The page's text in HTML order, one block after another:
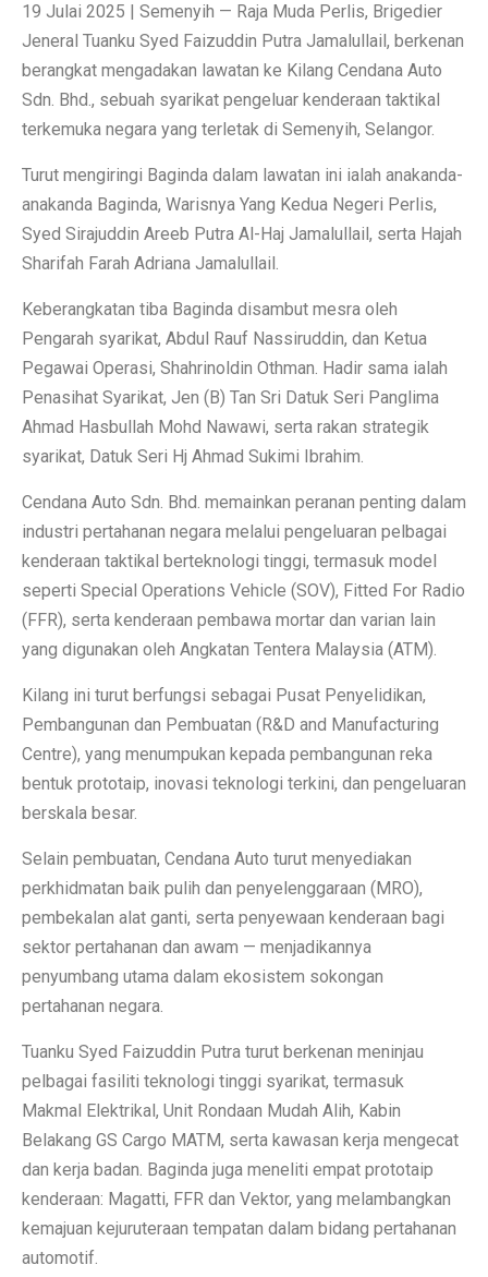
19 Julai 2025 | Semenyih — Raja Muda Perlis, Brigedier
Jeneral Tuanku Syed Faizuddin Putra Jamalullail, berkenan
berangkat mengadakan lawatan ke Kilang Cendana Auto
Sdn. Bhd., sebuah syarikat pengeluar kenderaan taktikal
terkemuka negara yang terletak di Semenyih, Selangor.
Turut mengiringi Baginda dalam lawatan ini ialah anakanda-
anakanda Baginda, Warisnya Yang Kedua Negeri Perlis,
Syed Sirajuddin Areeb Putra Al-Haj Jamalullail, serta Hajah
Sharifah Farah Adriana Jamalullail.
Keberangkatan tiba Baginda disambut mesra oleh
Pengarah syarikat, Abdul Rauf Nassiruddin, dan Ketua
Pegawai Operasi, Shahrinoldin Othman. Hadir sama ialah
Penasihat Syarikat, Jen (B) Tan Sri Datuk Seri Panglima
Ahmad Hasbullah Mohd Nawawi, serta rakan strategik
syarikat, Datuk Seri Hj Ahmad Sukimi Ibrahim.
Cendana Auto Sdn. Bhd. memainkan peranan penting dalam
industri pertahanan negara melalui pengeluaran pelbagai
kenderaan taktikal berteknologi tinggi, termasuk model
seperti Special Operations Vehicle (SOV), Fitted For Radio
(FFR), serta kenderaan pembawa mortar dan varian lain
yang digunakan oleh Angkatan Tentera Malaysia (ATM).
Kilang ini turut berfungsi sebagai Pusat Penyelidikan,
Pembangunan dan Pembuatan (R&D and Manufacturing
Centre), yang menumpukan kepada pembangunan reka
bentuk prototaip, inovasi teknologi terkini, dan pengeluaran
berskala besar.
Selain pembuatan, Cendana Auto turut menyediakan
perkhidmatan baik pulih dan penyelenggaraan (MRO),
pembekalan alat ganti, serta penyewaan kenderaan bagi
sektor pertahanan dan awam — menjadikannya
penyumbang utama dalam ekosistem sokongan
pertahanan negara.
Tuanku Syed Faizuddin Putra turut berkenan meninjau
pelbagai fasiliti teknologi tinggi syarikat, termasuk
Makmal Elektrikal, Unit Rondaan Mudah Alih, Kabin
Belakang GS Cargo MATM, serta kawasan kerja mengecat
dan kerja badan. Baginda juga meneliti empat prototaip
kenderaan: Magatti, FFR dan Vektor, yang melambangkan
kemajuan kejuruteraan tempatan dalam bidang pertahanan
automotif.